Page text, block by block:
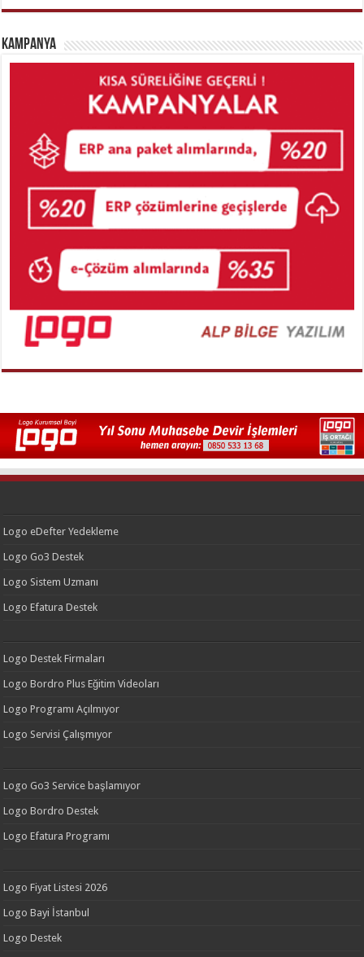
Kampanya
Logo eDefter Yedekleme
Logo Go3 Destek
Logo Sistem Uzmanı
Logo Efatura Destek
Logo Destek Firmaları
Logo Bordro Plus Eğitim Videoları
Logo Programı Açılmıyor
Logo Servisi Çalışmıyor
Logo Go3 Service başlamıyor
Logo Bordro Destek
Logo Efatura Programı
Logo Fiyat Listesi 2026
Logo Bayi İstanbul
Logo Destek